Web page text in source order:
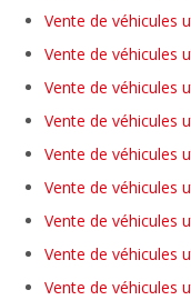
Vente de véhicules
Vente de véhicules
Vente de véhicules
Vente de véhicules
Vente de véhicules
Vente de véhicules
Vente de véhicules
Vente de véhicules
Vente de véhicules